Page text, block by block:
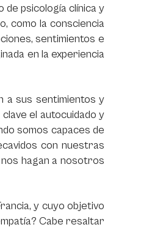
psicología clínica y
como la consciencia
sentimientos e
en la experiencia
a sus sentimientos y
el autocuidado y
somos capaces de
con nuestras
hagan a nosotros
y cuyo objetivo
Cabe resaltar